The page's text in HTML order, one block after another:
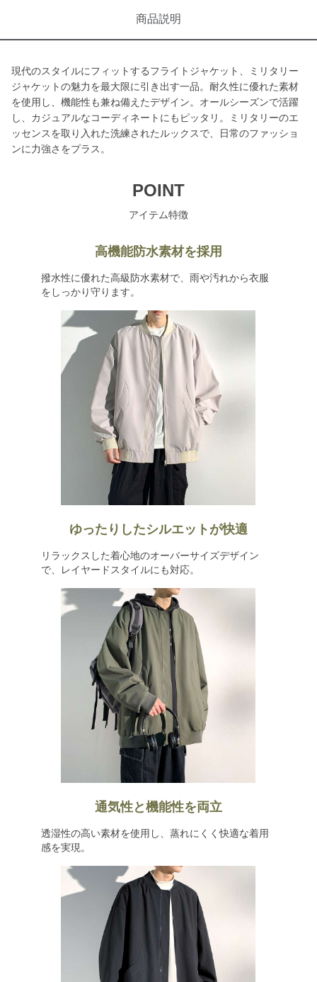
商品説明
現代のスタイルにフィットするフライトジャケット、ミリタリー
ジャケットの魅力を最大限に引き出す一品。耐久性に優れた素材
を使用し、機能性も兼ね備えたデザイン。オールシーズンで活躍
し、カジュアルなコーディネートにもピッタリ。ミリタリーのエ
ッセンスを取り入れた洗練されたルックスで、日常のファッショ
ンに力強さをプラス。
POINT
アイテム特徴
高機能防水素材を採用
撥水性に優れた高級防水素材で、雨や汚れから衣服
をしっかり守ります。
ゆったりしたシルエットが快適
リラックスした着心地のオーバーサイズデザイン
で、レイヤードスタイルにも対応。
通気性と機能性を両立
透湿性の高い素材を使用し、蒸れにくく快適な着用
感を実現。